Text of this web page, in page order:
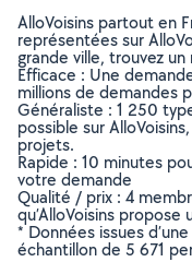
AlloVoisins partout en
représentées sur
grande ville, trouvez
Efficace : Une
millions de demandes
Généraliste : 1 250
possible sur
projets.
Rapide : 10 minutes
votre demande
Qualité / prix : 4
qu’AlloVoisins
* Données issues
échantillon de 5 671